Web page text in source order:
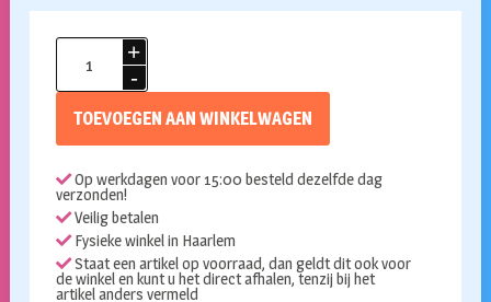
Folieballon
babyboy
TOEVOEGEN AAN WINKELWAGEN
Op werkdagen voor 15:00 besteld dezelfde dag
verzonden!
Veilig betalen
Fysieke winkel in Haarlem
Staat een artikel op voorraad, dan geldt dit ook voor
de winkel en kunt u het direct afhalen, tenzij bij het
artikel anders vermeld